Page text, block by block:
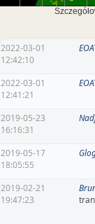
2022-03-01
12:42:10
2022-03-01
12:41:21
2019-05-23
16:16:31
2019-05-17
18:05:55
2019-02-21
19:47:23